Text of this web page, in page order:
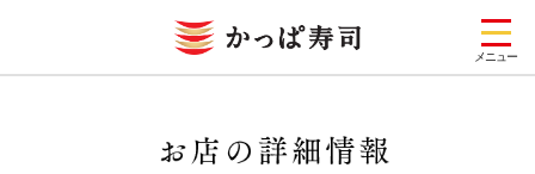
メニュー